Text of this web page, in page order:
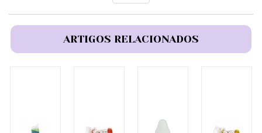
ARTIGOS RELACIONADOS